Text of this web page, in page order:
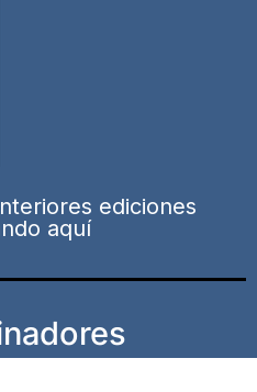
ediciones
aquí